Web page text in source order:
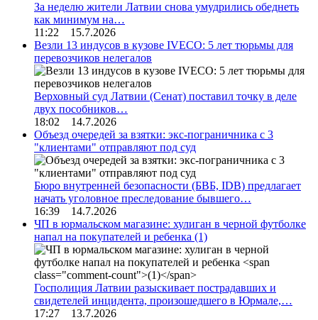
За неделю жители Латвии снова умудрились обеднеть
как минимум на…
11:22 15.7.2026
Везли 13 индусов в кузове IVECO: 5 лет тюрьмы для
перевозчиков нелегалов
Верховный суд Латвии (Сенат) поставил точку в деле
двух пособников…
18:02 14.7.2026
Объезд очередей за взятки: экс-пограничника с 3
"клиентами" отправляют под суд
Бюро внутренней безопасности (БВБ, IDB) предлагает
начать уголовное преследование бывшего…
16:39 14.7.2026
ЧП в юрмальском магазине: хулиган в черной футболке
напал на покупателей и ребенка (1)
Госполиция Латвии разыскивает пострадавших и
свидетелей инцидента, произошедшего в Юрмале,…
17:27 13.7.2026